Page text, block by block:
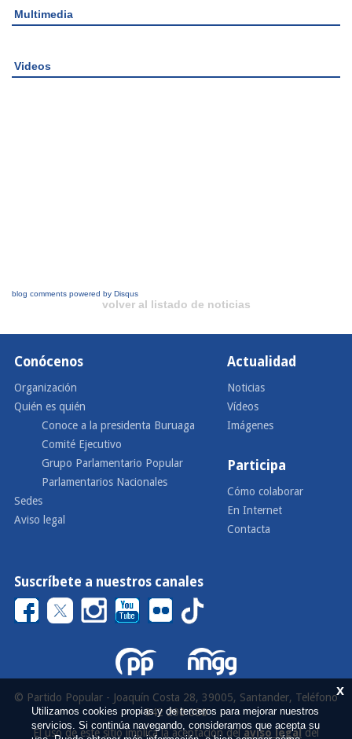
Multimedia
Videos
blog comments powered by Disqus
volver al listado de noticias
Conócenos
Organización
Quién es quién
Conoce a la presidenta Buruaga
Comité Ejecutivo
Grupo Parlamentario Popular
Parlamentarios Nacionales
Sedes
Aviso legal
Actualidad
Noticias
Vídeos
Imágenes
Participa
Cómo colaborar
En Internet
Contacta
Suscríbete a nuestros canales
© Partido Popular - Joaquín Costa 28, 39005, Santander, Teléfono
942 290 000
El uso de este sitio implica la aceptación delaviso legaldel
x
Utilizamos cookies propias y de terceros para mejorar nuestros
servicios. Si continúa navegando, consideramos que acepta su